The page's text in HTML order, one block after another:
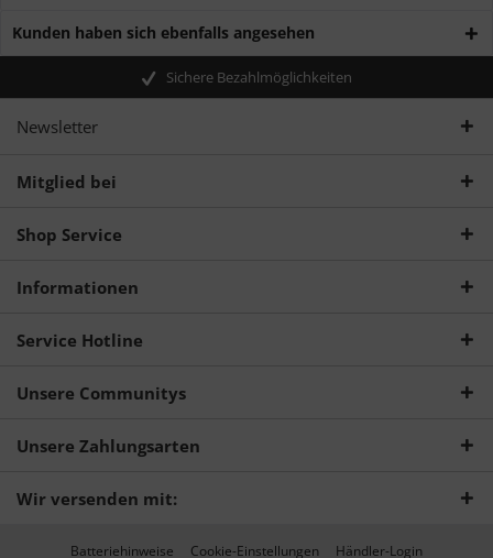
Kunden haben sich ebenfalls angesehen
Sichere Bezahlmöglichkeiten
Newsletter
Mitglied bei
Shop Service
Informationen
Service Hotline
Unsere Communitys
Unsere Zahlungsarten
Wir versenden mit:
Batteriehinweise Cookie-Einstellungen Händler-Login